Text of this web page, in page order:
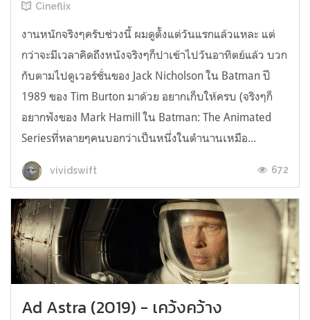
Cineflix
งานหนักจริงๆครับช่วงนี้ ผมดูตั้งแต่วันแรกแล้วแหละ แต่
กว่าจะมีเวลาคิดถึงหนังจริงๆก็ปาเข้าไปวันอาทิตย์แล้ว บวก
กับตามไปดูเวอร์ชั่นของ Jack Nicholson ใน Batman ปี
1989 ของ Tim Burton มาด้วย อยากเก็บให้ครบ (จริงๆก็
อยากฟังของ Mark Hamill ใน Batman: The Animated
Seriesที่หลายๆคนบอกว่าเป็นหนึ่งในตำนานเหมือ...
vividswift 672
Ad Astra (2019) - เคว้งคว้าง